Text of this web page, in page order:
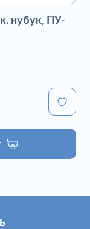
нубук, ПУ-